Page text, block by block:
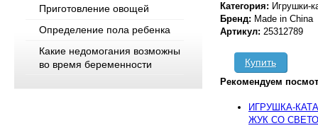
Приготовление овощей
Определение пола ребенка
Какие недомогания возможны
во время беременности
Категория: Игрушки-
Бренд: Made in China
Артикул: 25312789
Купить
Рекомендуем
ИГРУШКА-
ЖУК СО